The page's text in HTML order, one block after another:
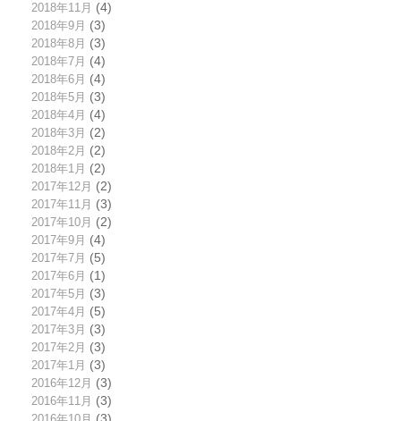
2018年11月 (4)
2018年9月 (3)
2018年8月 (3)
2018年7月 (4)
2018年6月 (4)
2018年5月 (3)
2018年4月 (4)
2018年3月 (2)
2018年2月 (2)
2018年1月 (2)
2017年12月 (2)
2017年11月 (3)
2017年10月 (2)
2017年9月 (4)
2017年7月 (5)
2017年6月 (1)
2017年5月 (3)
2017年4月 (5)
2017年3月 (3)
2017年2月 (3)
2017年1月 (3)
2016年12月 (3)
2016年11月 (3)